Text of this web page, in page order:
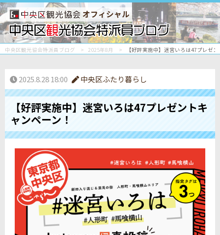
オフィシャル
中央区観光協会特派員ブログ 2025年8月 【好評実施中】迷宮いろは47プレゼ
2025.8.28 18:00 中央区ふたり暮らし
【好評実施中】迷宮いろは47プレゼントキ
ャンペーン！